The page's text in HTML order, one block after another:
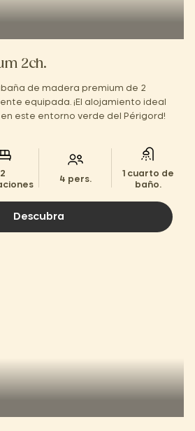
2ch.
de madera premium de 2
equipada. ¡El alojamiento ideal
este entorno verde del Périgord!
2
4 pers.
1 cuarto de
baño.
Descubra